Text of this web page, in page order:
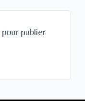
pour publier